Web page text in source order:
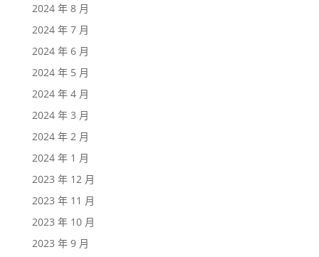
2024 年 8 月
2024 年 7 月
2024 年 6 月
2024 年 5 月
2024 年 4 月
2024 年 3 月
2024 年 2 月
2024 年 1 月
2023 年 12 月
2023 年 11 月
2023 年 10 月
2023 年 9 月